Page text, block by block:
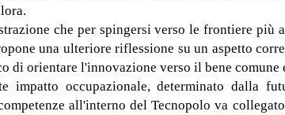
che per spingersi verso le frontiere
una ulteriore riflessione su un aspetto
di orientare l'innovazione verso il bene
occupazionale, determinato dalla
all'interno del Tecnopolo va